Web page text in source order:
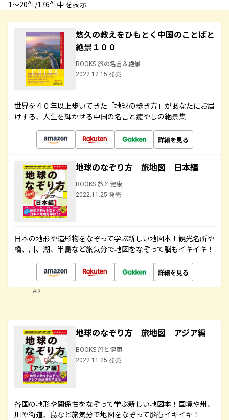
1〜20件/176件中 を表示
悠久の教えをひもとく中国のことばと
絶景１００
BOOKS 旅の名言＆絶景
2022.12.15 発売
世界を４０年以上歩いてきた「地球の歩き方」があなたにお届
けする、人生を輝かせる中国の名言と癒やしの絶景集
詳細を見る
地球のなぞり方 旅地図 日本編
BOOKS 旅と健康
2022.11.25 発売
日本の地形や造形物をなぞって学ぶ新しい地図本！観光名所や
橋、川、湖、半島など旅気分で地図をなぞって脳もイキイキ！
詳細を見る
AD
地球のなぞり方 旅地図 アジア編
BOOKS 旅と健康
2022.11.25 発売
各国の地形や関係性をなぞって学ぶ新しい地図本！国境や州、
川や街道、島など旅気分で地図をなぞって脳もイキイキ！